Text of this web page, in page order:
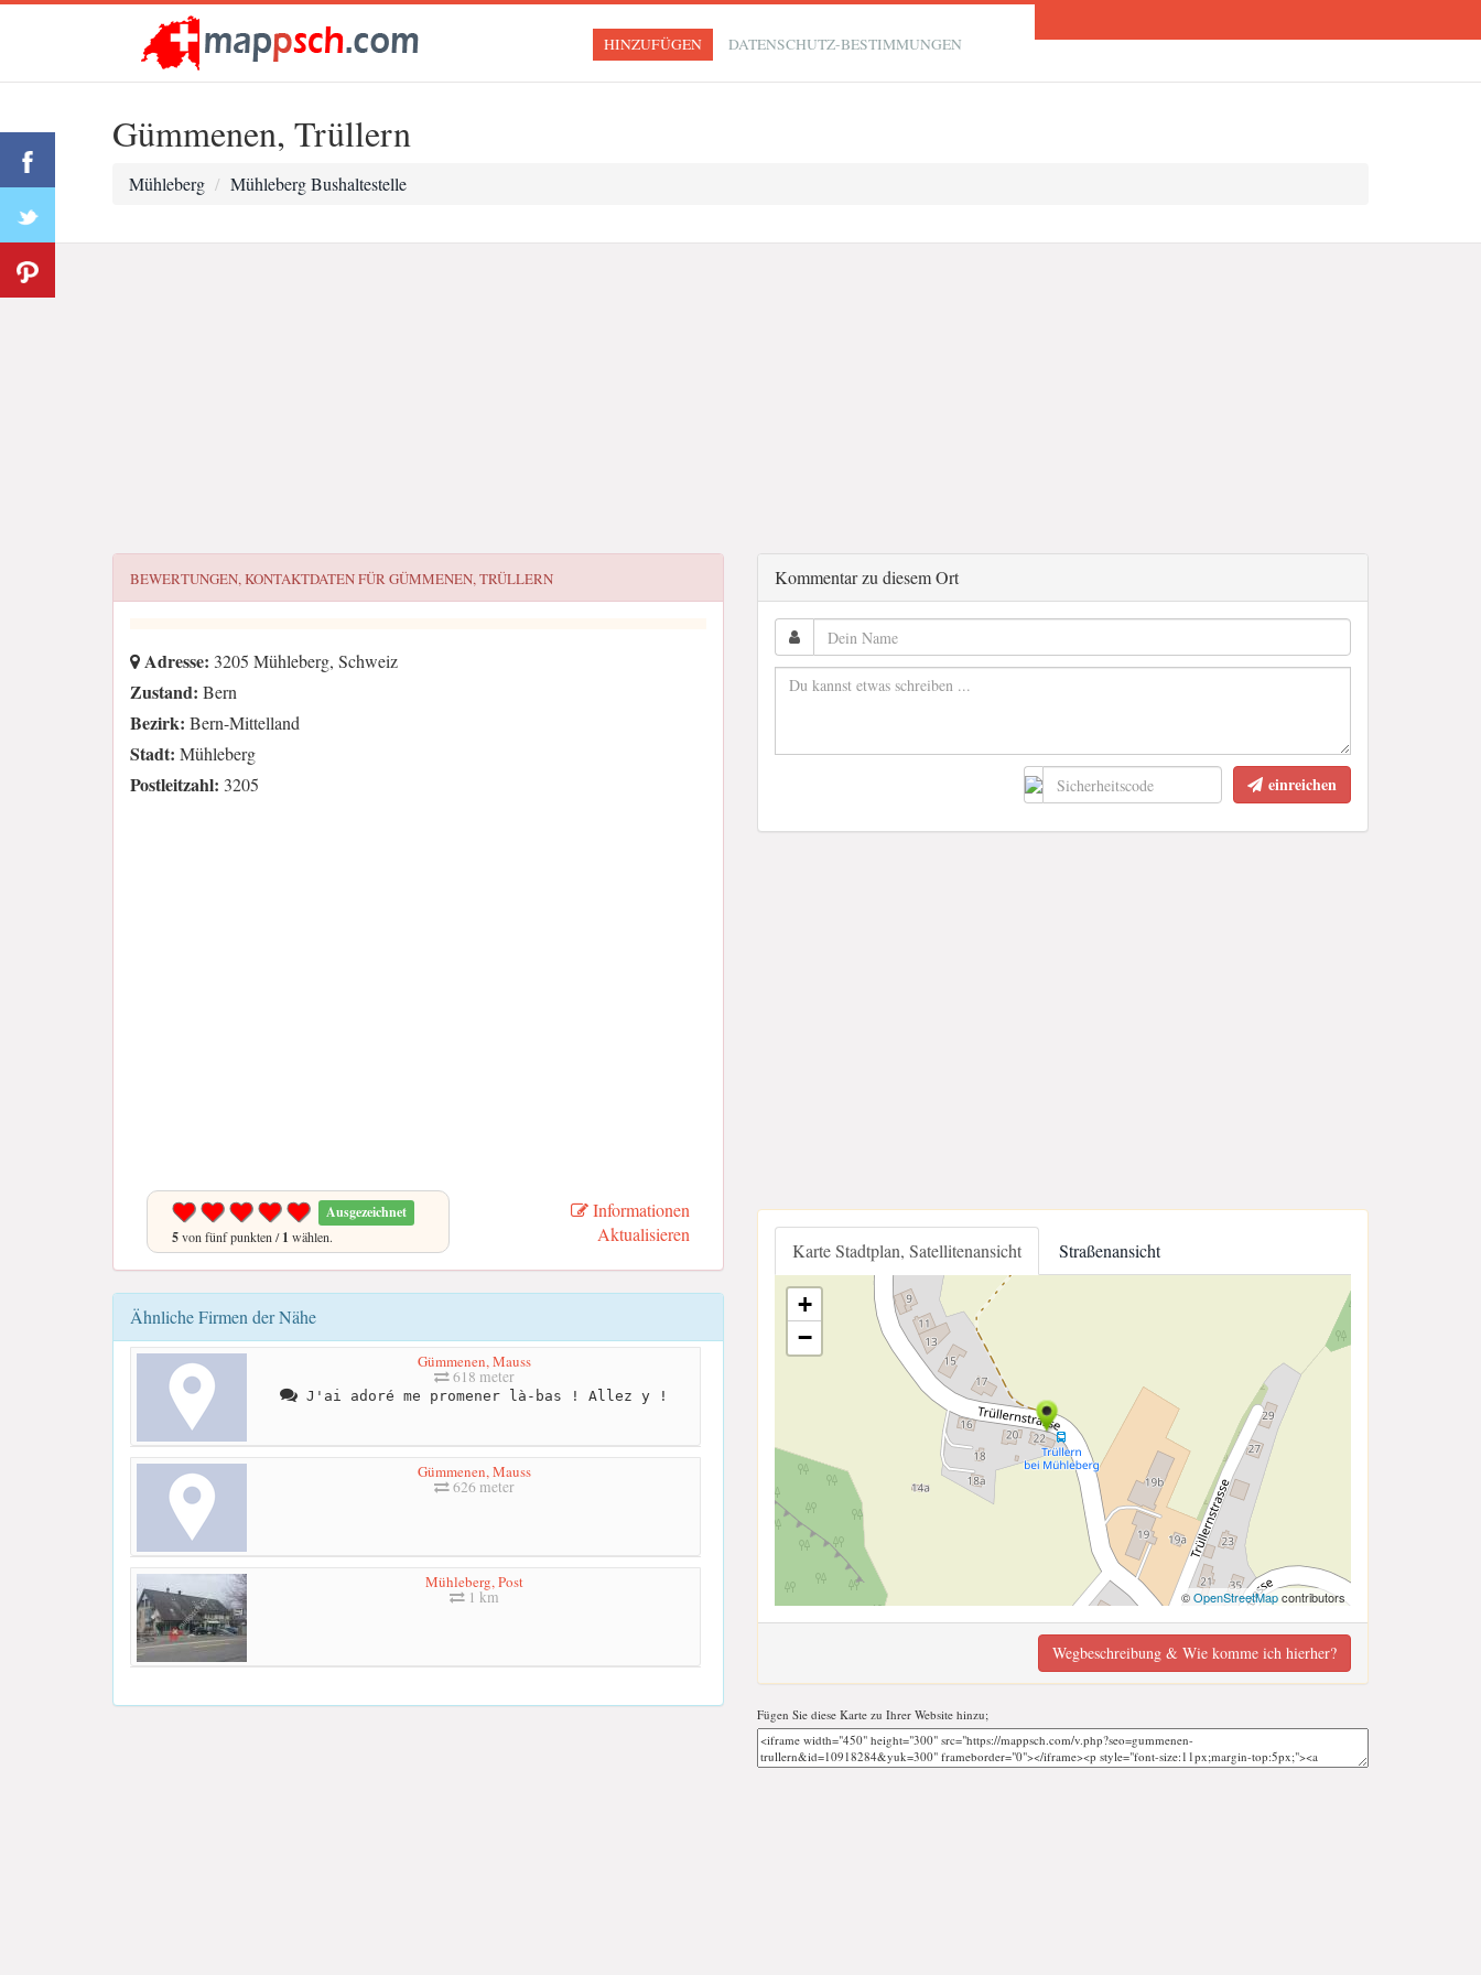
HINZUFÜGEN DATENSCHUTZ-BESTIMMUNGEN
Gümmenen, Trüllern
Mühleberg Mühleberg Bushaltestelle
BEWERTUNGEN, KONTAKTDATEN FÜRGÜMMENEN, TRÜLLERN
Adresse: 3205 Mühleberg, Schweiz
Zustand: Bern
Bezirk: Bern-Mittelland
Stadt: Mühleberg
Postleitzahl: 3205
Ausgezeichnet
5von fünf punkten /1 wählen.
Informationen
Aktualisieren
Ähnliche Firmen der Nähe
Gümmenen, Mauss
618 meter
J'ai adoré me promener là-bas ! Allez y !
Gümmenen, Mauss
626 meter
Mühleberg, Post
1 km
Kommentar zu diesem Ort
einreichen
Karte Stadtplan, Satellitenansicht Straßenansicht
+
−
©OpenStreetMapcontributors
Wegbeschreibung & Wie komme ich hierher?
Fügen Sie diese Karte zu Ihrer Website hinzu;